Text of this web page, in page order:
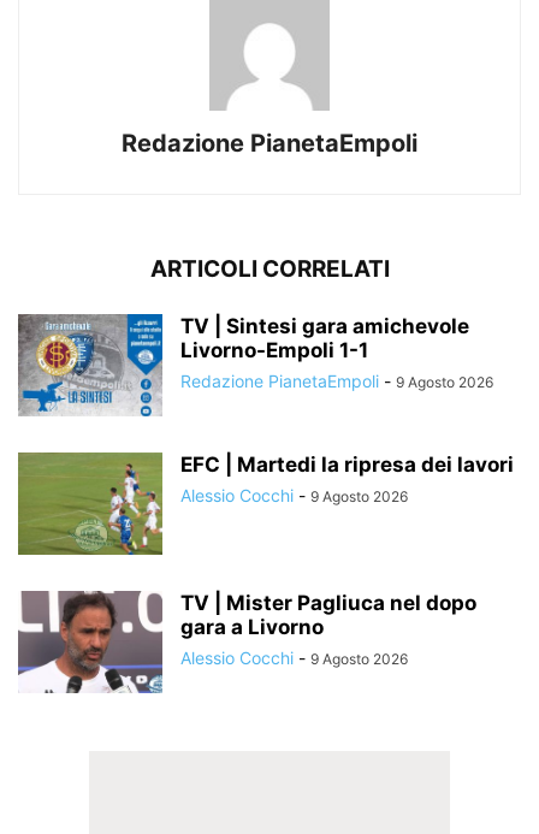
Redazione PianetaEmpoli
ARTICOLI CORRELATI
TV | Sintesi gara amichevole
Livorno-Empoli 1-1
Redazione PianetaEmpoli - 9 Agosto 2026
EFC | Martedi la ripresa dei lavori
Alessio Cocchi - 9 Agosto 2026
TV | Mister Pagliuca nel dopo
gara a Livorno
Alessio Cocchi - 9 Agosto 2026